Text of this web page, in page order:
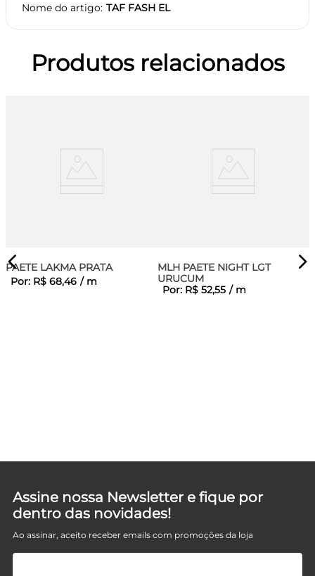
Nome do artigo TAF FASH EL
Produtos relacionados
PAETE LAKMA PRATA
Por: R$ 68,46 / m
MLH PAETE NIGHT LGT
URUCUM
Por: R$ 52,55 / m
Assine nossa Newsletter e fique por
dentro das novidades!
Ao assinar, aceito receber emails com promoções da loja